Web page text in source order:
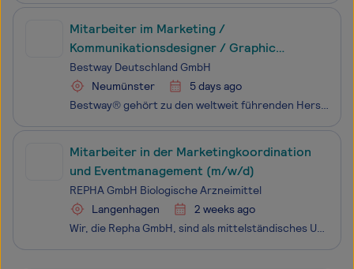
Mitarbeiter im Marketing /
Kommunikationsdesigner / Graphic
Designer (m/w/d)
Bestway Deutschland GmbH
Neumünster
5 days ago
Bestway® gehört zu den weltweit führenden Herstellern von aufblasbaren Freizeitartikeln, Aufstellpools, mobiler Whirlpools, Wassersport- und Outdoor-Produkten. Ausgehend von unserer Deutschlandzentrale in Neumünster betreuen wir sowohl den gesamten deutschen und österreichischen Markt als auch die d
Mitarbeiter in der Marketingkoordination
und Eventmanagement (m/w/d)
REPHA GmbH Biologische Arzneimittel
Langenhagen
2 weeks ago
Wir, die Repha GmbH, sind als mittelständisches Unternehmen spezialisiert auf natürliche Arzneimittel und stehen seit 100 Jahren für deren nachhaltige Erforschung. Als Familienunternehmen in Langenhagen/Hannover stellen wir medizinisches Erfahrungswissen vergangener Generationen auf ein wissenschaft